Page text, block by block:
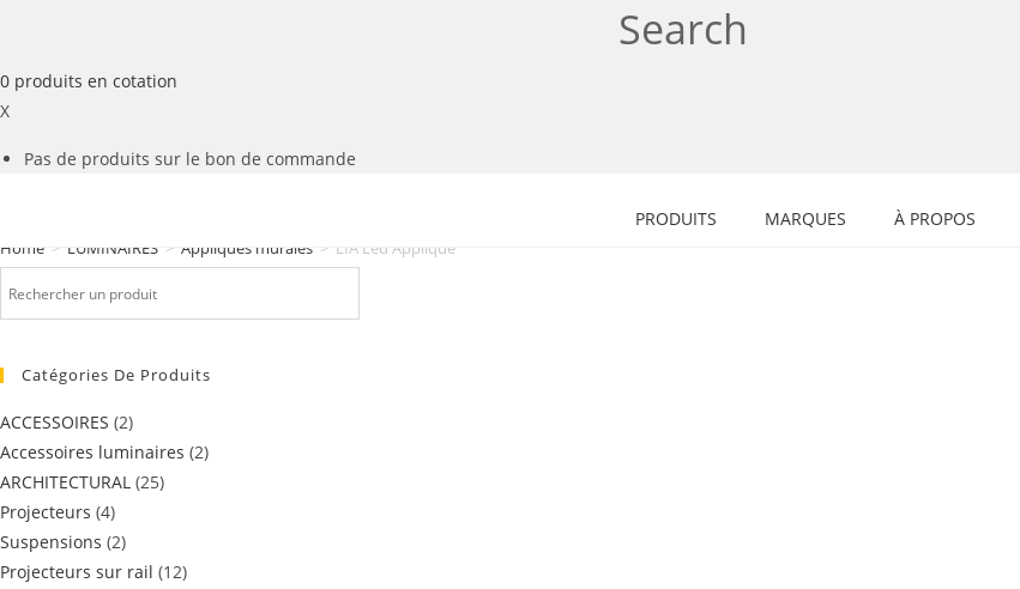
Search
0 produits en cotation
X
Pas de produits sur le bon de commande
PRODUITS MARQUES À PROPOS
Home > LUMINAIRES > Appliques murales > LIA Led Applique
Catégories De Produits
ACCESSOIRES (2)
Accessoires luminaires (2)
ARCHITECTURAL (25)
Projecteurs (4)
Suspensions (2)
Projecteurs sur rail (12)